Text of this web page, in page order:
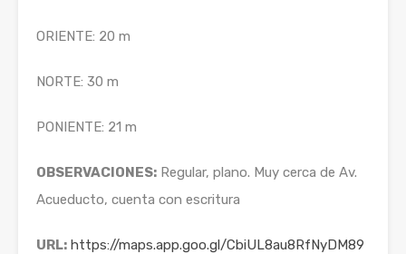
ORIENTE: 20 m
NORTE: 30 m
PONIENTE: 21 m
OBSERVACIONES: Regular, plano. Muy cerca de Av.
Acueducto, cuenta con escritura
URL: https://maps.app.goo.gl/CbiUL8au8RfNyDM89